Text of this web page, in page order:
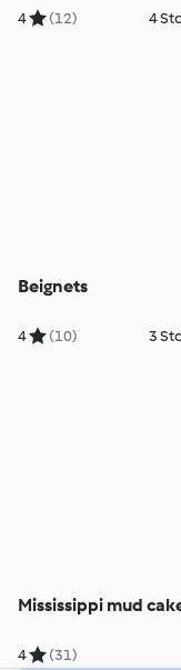
4 (12) 4
Beignets
4 (10) 3
Mississippi mud
4 (31)